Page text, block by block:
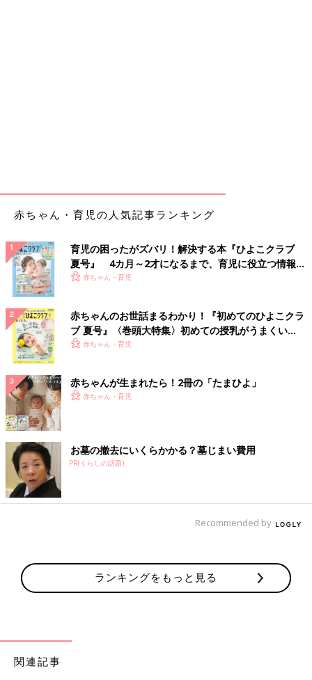
赤ちゃん・育児の人気記事ランキング
育児の困ったがズバリ！解決する本『ひよこクラブ
夏号』 4カ月～2才になるまで、育児に役立つ情報が
いっぱい！
赤ちゃん・育児
赤ちゃんのお世話まるわかり！『初めてのひよこクラ
ブ 夏号』〈巻頭大特集〉初めての授乳がうまくい
く！ おっぱい・ミルクの基本と夏のトラブル 解決テ
赤ちゃん・育児
赤ちゃんが生まれたら！2冊の「たまひよ」
赤ちゃん・育児
お墓の撤去にいくらかかる？墓じまい費用
PR(くらしの話題)
Recommended by
ランキングをもっと見る
関連記事